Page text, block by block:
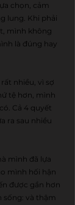
chọn, cảm
lung. Khi phải
mình không
là đúng hay
nhiều, vì sợ
tệ hơn, mình
Cả 4 quyết
ra sau nhiều
mình đã lựa
mình hối hận
được gần hơn
và thậm